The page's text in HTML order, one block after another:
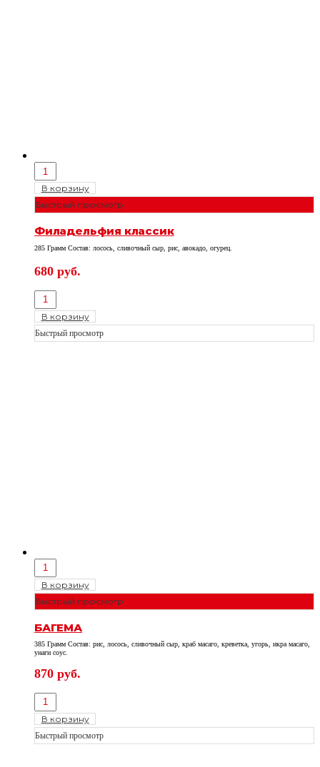
В корзину
Быстрый просмотр
Филадельфия классик
285 Грамм Состав: лосось, сливочный сыр, рис, авокадо, огурец.
680 руб.
В корзину
Быстрый просмотр
В корзину
Быстрый просмотр
БАГЕМА
385 Грамм Состав: рис, лосось, сливочный сыр, краб масаго, креветка, угорь, икра масаго,
унаги соус.
870 руб.
В корзину
Быстрый просмотр